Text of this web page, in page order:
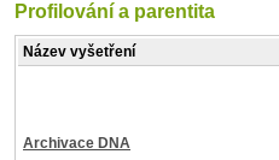
Profilování a parentita
Název vyšetření
Archivace DNA